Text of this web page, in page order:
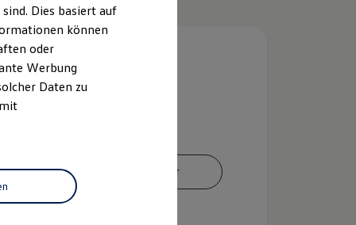
Ansprechpartner
Dies basiert auf
können
oder
Werbung
Daten zu